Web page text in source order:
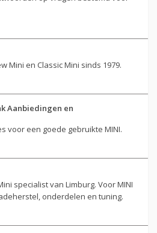
Mini en Classic Mini sinds 1979.
Aanbiedingen en
voor een goede gebruikte MINI.
specialist van Limburg. Voor MINI
onderdelen en tuning.